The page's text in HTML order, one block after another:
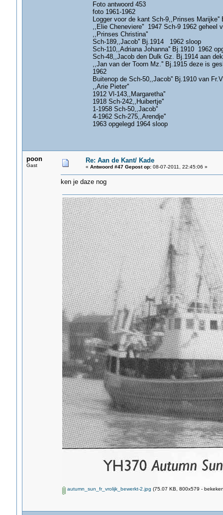
Foto antwoord 453
foto 1961-1962
Logger voor de kant Sch-9,,Prinses Marijke''
,,Elie Cheneviere'' 1947 Sch-9 1962 geheel
,,Prinses Christina''
Sch-189,,Jacob'' Bj.1914 1962 sloop
Sch-110,,Adriana Johanna'' Bj.1910 1962
Sch-48,,Jacob den Dulk Gz. Bj.1914 aan
,,Jan van der Toorn Mz.'' Bj.1915 deze is
1962
Buitenop de Sch-50,,Jacob'' Bj.1910 van
,,Arie Pieter''
1912 Vl-143,,Margaretha''
1918 Sch-242,,Huibertje''
1-1958 Sch-50,,Jacob''
4-1962 Sch-275,,Arendje''
1963 opgelegd 1964 sloop
poon
Gast
Re: Aan de Kant/ Kade
« Antwoord #47 Gepost op:08-07-2011, 22:45:06 »
ken je daze nog
autumn_sun_fr_vrolijk_bewerkt-2.jpg (75.07 KB, 800x579 -